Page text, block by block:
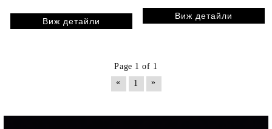
Виж детайли
Виж детайли
Page 1 of 1
«
1 »